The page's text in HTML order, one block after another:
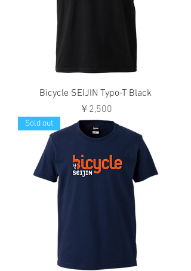
Bicycle SEIJIN Typo-T Black
価格
￥2,500
Sold out